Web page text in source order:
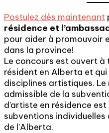
Postulez dès maintenant
résidence et
pour aider à promouvoir
dans la province!
Le concours est ouvert à
résident en Alberta et
disciplines artistiques.
admissible de la
d’artiste en résidence est
subventions
de l’Alberta.